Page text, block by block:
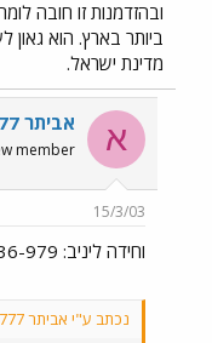
ובהזדמנות זו חובה
ביותר בארץ. הוא גאון
מדינת ישראל.
א אביתר 777777777
member
15/3/03
וחידה ליניב: 36-979 של דן;
נכתב ע"י אביתר 777777777: